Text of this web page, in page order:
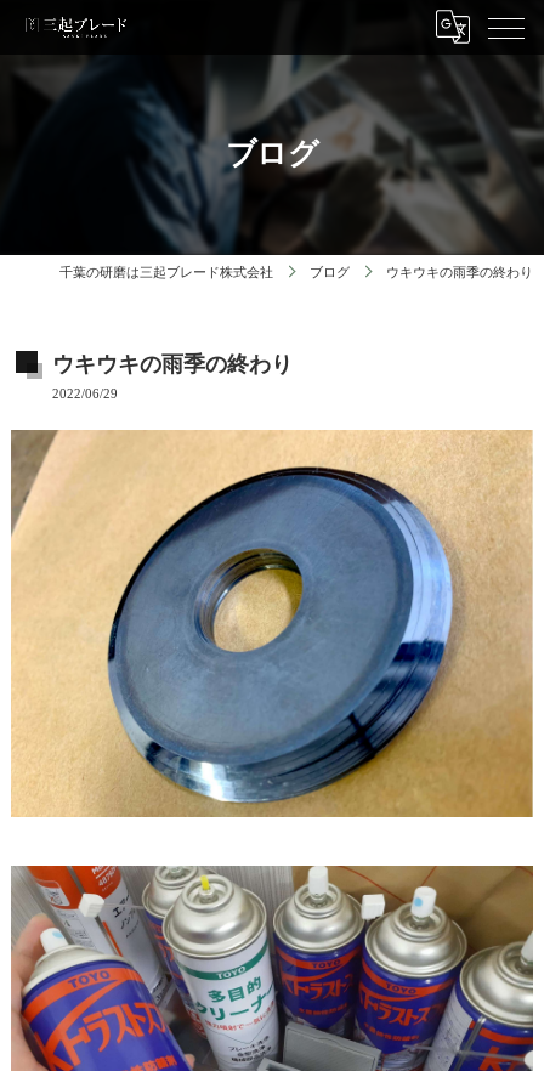
ブログ
千葉の研磨は三起ブレード株式会社 ブログ ウキウキの雨季の終わり
ウキウキの雨季の終わり
2022/06/29